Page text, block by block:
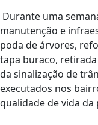
Durante uma
manutenção e
poda de árvores,
tapa buraco,
da sinalização de
executados nos
qualidade de vida da